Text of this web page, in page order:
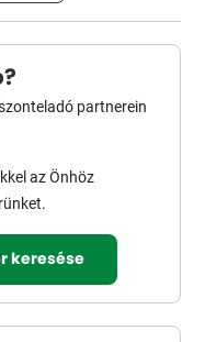
partnerein
az Önhöz
keresése